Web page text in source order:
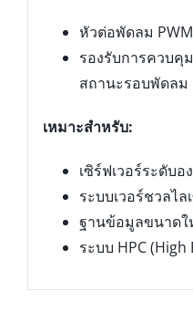
หัวต่อพัดลม
รองรับการควบคุ
สถานะรอบพัดลม
เหมาะสำหรับ:
เซิร์ฟเวอร์ระดับอ
ระบบเวอร์ชวลไล
ฐานข้อมูลขนาด
ระบบ HPC